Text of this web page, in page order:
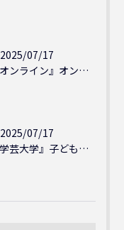
2025/07/17
『オンライン』オンラインの会員様大募集中！シェリー・アーツ音...
2025/07/17
『学芸大学』子どもには子どもの表現が大切！シェリー・アーツ音...